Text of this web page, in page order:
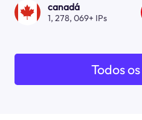
canadá
1, 278, 069+ IPs
Todos